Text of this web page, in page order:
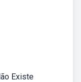
Existe